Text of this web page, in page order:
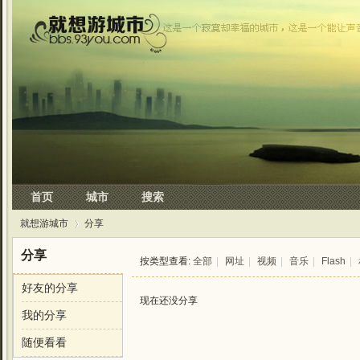
首页 城市 搜索
就想游城市
›
分享
分享
好友的分享
我的分享
随便看看
按类型查看: 全部 网址 视频 音乐 Flash
现在还没分享